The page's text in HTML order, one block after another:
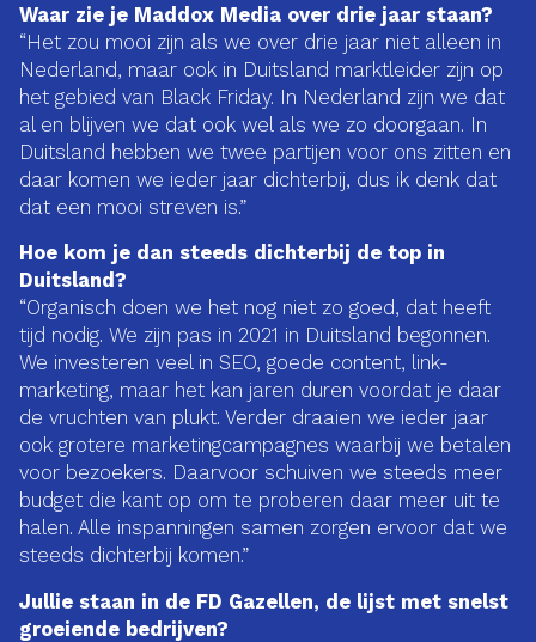
Waar zie je Maddox Media over drie jaar staan?
“Het zou mooi zijn als we over drie jaar niet alleen in
Nederland, maar ook in Duitsland marktleider zijn op
het gebied van Black Friday. In Nederland zijn we dat
al en blijven we dat ook wel als we zo doorgaan. In
Duitsland hebben we twee partijen voor ons zitten en
daar komen we ieder jaar dichterbij, dus ik denk dat
dat een mooi streven is.”
Hoe kom je dan steeds dichterbij de top in
Duitsland?
“Organisch doen we het nog niet zo goed, dat heeft
tijd nodig. We zijn pas in 2021 in Duitsland begonnen.
We investeren veel in SEO, goede content, link-
marketing, maar het kan jaren duren voordat je daar
de vruchten van plukt. Verder draaien we ieder jaar
ook grotere marketingcampagnes waarbij we betalen
voor bezoekers. Daarvoor schuiven we steeds meer
budget die kant op om te proberen daar meer uit te
halen. Alle inspanningen samen zorgen ervoor dat we
steeds dichterbij komen.”
Jullie staan in de FD Gazellen, de lijst met snelst
groeiende bedrijven?